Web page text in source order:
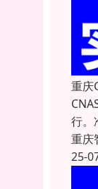
重庆
行。
重庆
25-